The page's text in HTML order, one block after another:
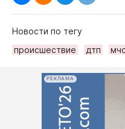
Новости по тегу
происшествие
дтп мчс
РЕКЛАМА